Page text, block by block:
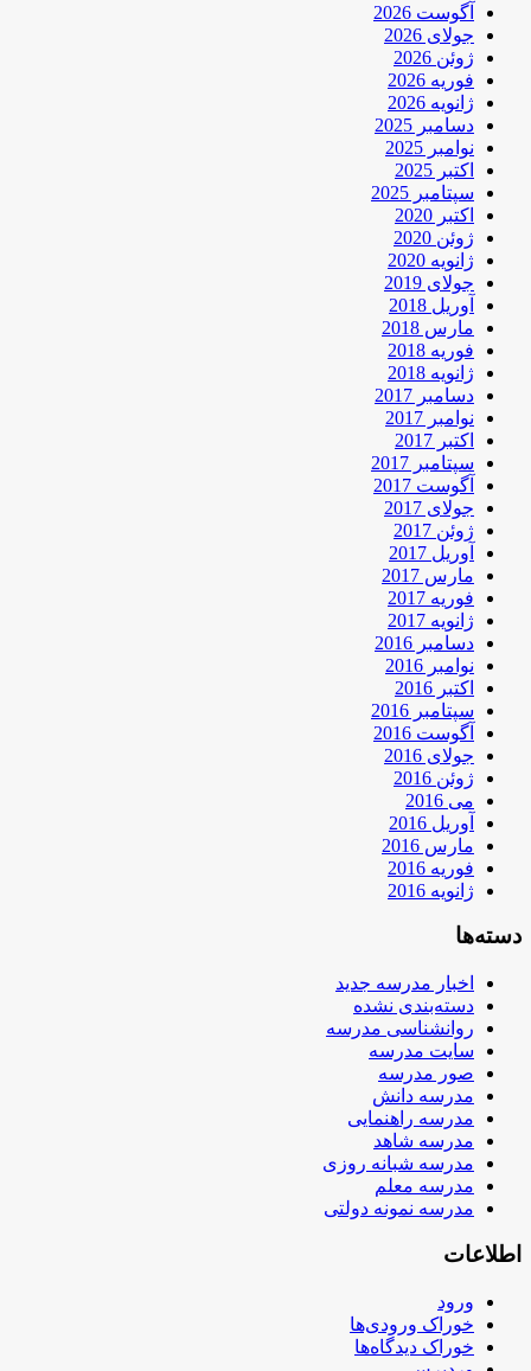
آگوست 2026
جولای 2026
ژوئن 2026
فوریه 2026
ژانویه 2026
دسامبر 2025
نوامبر 2025
اکتبر 2025
سپتامبر 2025
اکتبر 2020
ژوئن 2020
ژانویه 2020
جولای 2019
آوریل 2018
مارس 2018
فوریه 2018
ژانویه 2018
دسامبر 2017
نوامبر 2017
اکتبر 2017
سپتامبر 2017
آگوست 2017
جولای 2017
ژوئن 2017
آوریل 2017
مارس 2017
فوریه 2017
ژانویه 2017
دسامبر 2016
نوامبر 2016
اکتبر 2016
سپتامبر 2016
آگوست 2016
جولای 2016
ژوئن 2016
می 2016
آوریل 2016
مارس 2016
فوریه 2016
ژانویه 2016
دسته‌ها
اخبار مدرسه جدید
دسته‌بندی نشده
روانشناسی مدرسه
سایت مدرسه
صور مدرسه
مدرسه دانش
مدرسه راهنمایی
مدرسه شاهد
مدرسه شبانه روزی
مدرسه معلم
مدرسه نمونه دولتی
اطلاعات
ورود
خوراک ورودی‌ها
خوراک دیدگاه‌ها